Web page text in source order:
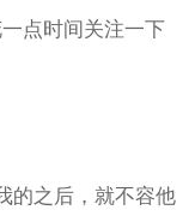
点时间关注一下
的之后，就不容他